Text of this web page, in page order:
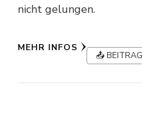
nicht gelungen.
MEHR INFOS
📤